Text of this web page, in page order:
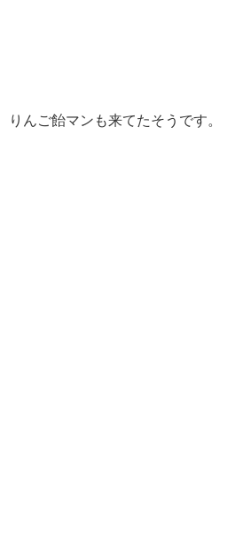
りんご飴マンも来てたそうです。